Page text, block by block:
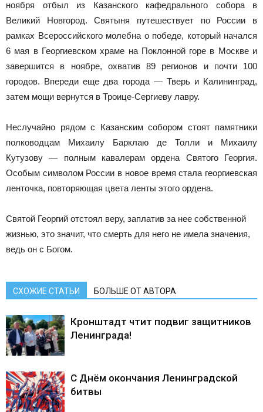
ноября отбыл из Казанского кафедрального собора в
Великий Новгород. Святыня путешествует по России в
рамках Всероссийского молебна о победе, который начался
6 мая в Георгиевском храме на Поклонной горе в Москве и
завершится в ноябре, охватив 89 регионов и почти 100
городов. Впереди еще два города — Тверь и Калининград,
затем мощи вернутся в Троице-Сергиеву лавру.
Неслучайно рядом с Казанским собором стоят памятники
полководцам Михаилу Барклаю де Толли и Михаилу
Кутузову — полным кавалерам ордена Святого Георгия.
Особым символом России в новое время стала георгиевская
ленточка, повторяющая цвета ленты этого ордена.
Святой Георгий отстоял веру, заплатив за нее собственной
жизнью, это значит, что смерть для него не имела значения,
ведь он с Богом.
СХОЖИЕ СТАТЬИ БОЛЬШЕ ОТ АВТОРА
Кронштадт чтит подвиг защитников
Ленинграда!
С Днём окончания Ленинградской
битвы